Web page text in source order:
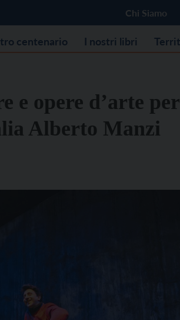
Chi Siamo
centenario I nostri libri
e opere d’arte per
Alberto Manzi